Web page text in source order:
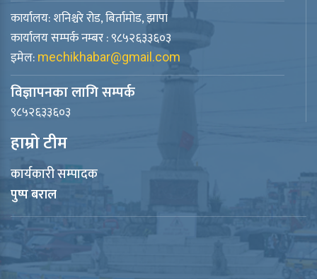
कार्यालय: शनिश्चरे रोड, बिर्तामोड, झापा
कार्यालय सम्पर्क नम्बर : ९८५२६३३६०३
इमेल: mechikhabar@gmail.com
विज्ञापनका लागि सम्पर्क
९८५२६३३६०३
हाम्रो टीम
कार्यकारी सम्पादक
पुष्प बराल